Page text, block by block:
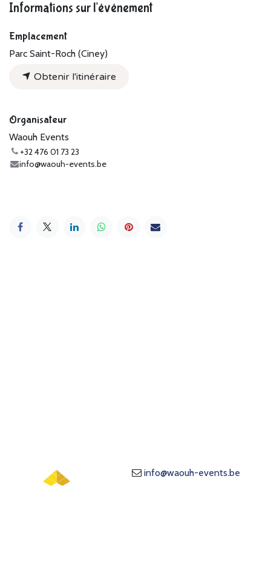
Informations sur l'événement
Emplacement
Parc Saint-Roch (Ciney)
Obtenir l'itinéraire
Organisateur
Waouh Events
+32 476 01 73 23
info@waouh-events.be
info@waouh-events.be